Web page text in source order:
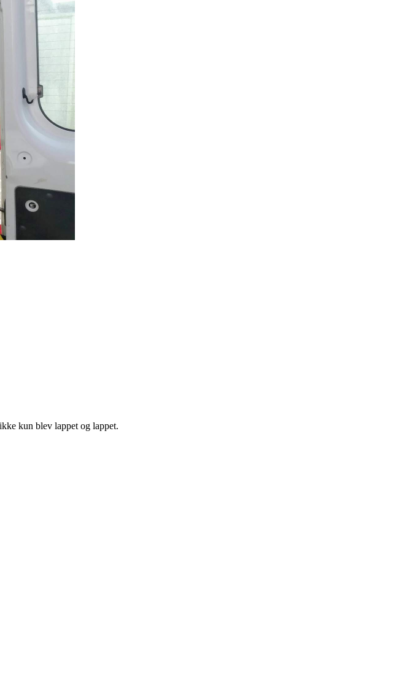
kun blev lappet og lappet.